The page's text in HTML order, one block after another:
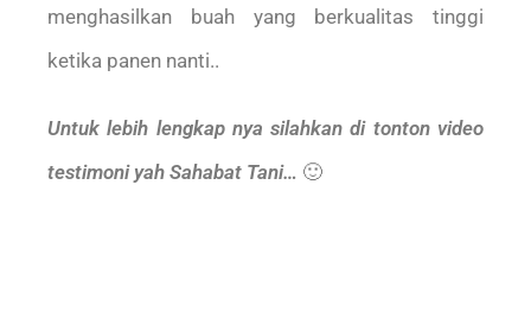
menghasilkan buah yang berkualitas tinggi
ketika panen nanti..
Untuk lebih lengkap nya silahkan di tonton video
testimoni yah Sahabat Tani… 🙂